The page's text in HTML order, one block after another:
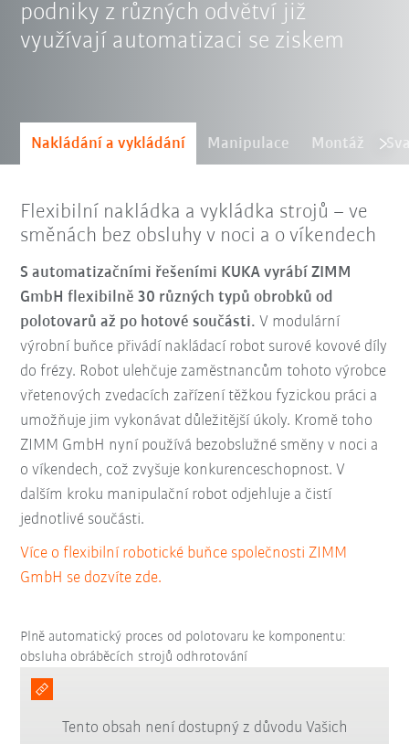
podniky z různých odvětví již
využívají automatizaci se ziskem
Nakládání a vykládání Manipulace Montáž
Flexibilní nakládka a vykládka strojů – ve
směnách bez obsluhy v noci a o víkendech
S automatizačními řešeními KUKA vyrábí ZIMM
GmbH flexibilně 30 různých typů obrobků od
polotovarů až po hotové součásti. V modulární
výrobní buňce přivádí nakládací robot surové kovové díly
do frézy. Robot ulehčuje zaměstnancům tohoto výrobce
vřetenových zvedacích zařízení těžkou fyzickou práci a
umožňuje jim vykonávat důležitější úkoly. Kromě toho
ZIMM GmbH nyní používá bezobslužné směny v noci a
o víkendech, což zvyšuje konkurenceschopnost. V
dalším kroku manipulační robot odjehluje a čistí
jednotlivé součásti.
Více o flexibilní robotické buňce společnosti ZIMM
GmbH se dozvíte zde.
Plně automatický proces od polotovaru ke komponentu:
obsluha obráběcích strojů odhrotování
Tento obsah není dostupný z důvodu Vašich